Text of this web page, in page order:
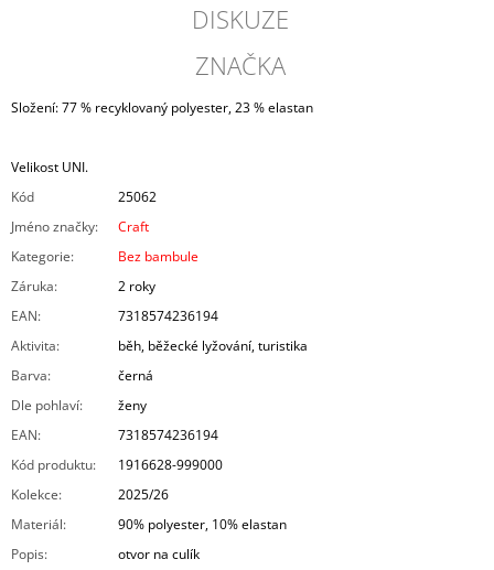
DISKUZE
ZNAČKA
Složení: 77 % recyklovaný polyester, 23 % elastan
Velikost UNI.
Kód
25062
Jméno značky:
Craft
Kategorie:
Bez bambule
Záruka:
2 roky
EAN:
7318574236194
Aktivita:
běh, běžecké lyžování, turistika
Barva:
černá
Dle pohlaví:
ženy
EAN:
7318574236194
Kód produktu:
1916628-999000
Kolekce:
2025/26
Materiál:
90% polyester, 10% elastan
Popis:
otvor na culík